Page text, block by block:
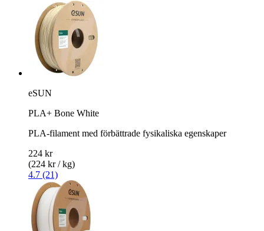
eSUN
PLA+ Bone White
PLA-filament med förbättrade fysikaliska egenskaper
224 kr
(224 kr / kg)
4.7 (21)